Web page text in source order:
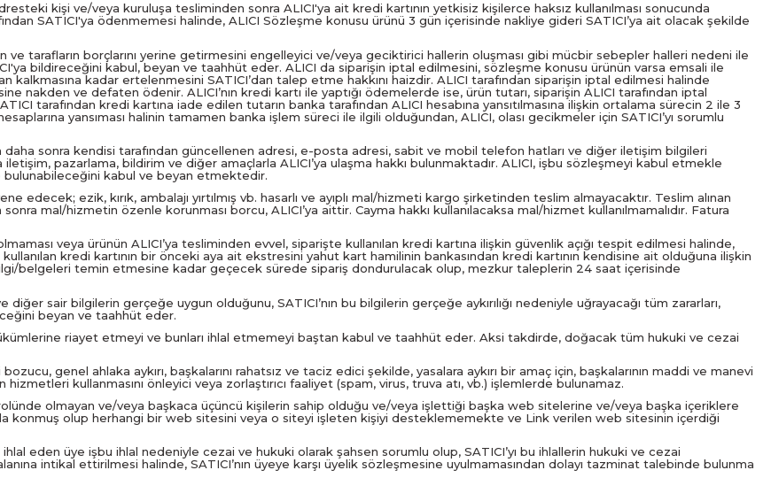
kişi ve/veya kuruluşa tesliminden sonra ALICI'ya ait kredi kartının yetkisiz kişilerce haksız kullanılması sonucunda
SATICI'ya ödenmemesi halinde, ALICI Sözleşme konusu ürünü 3 gün içerisinde nakliye gideri SATICI’ya ait olacak şekilde
ve tarafların borçlarını yerine getirmesini engelleyici ve/veya geciktirici hallerin oluşması gibi mücbir sebepler halleri nedeni ile
bildireceğini kabul, beyan ve taahhüt eder. ALICI da siparişin iptal edilmesini, sözleşme konusu ürünün varsa emsali ile
kadar ertelenmesini SATICI’dan talep etme hakkını haizdir. ALICI tarafından siparişin iptal edilmesi halinde
nakden ve defaten ödenir. ALICI’nın kredi kartı ile yaptığı ödemelerde ise, ürün tutarı, siparişin ALICI tarafından iptal
tarafından kredi kartına iade edilen tutarın banka tarafından ALICI hesabına yansıtılmasına ilişkin ortalama sürecin 2 ile 3
yansıması halinin tamamen banka işlem süreci ile ilgili olduğundan, ALICI, olası gecikmeler için SATICI’yı sorumlu
sonra kendisi tarafından güncellenen adresi, e-posta adresi, sabit ve mobil telefon hatları ve diğer iletişim bilgileri
pazarlama, bildirim ve diğer amaçlarla ALICI’ya ulaşma hakkı bulunmaktadır. ALICI, işbu sözleşmeyi kabul etmekle
bulunabileceğini kabul ve beyan etmektedir.
ezik, kırık, ambalajı yırtılmış vb. hasarlı ve ayıplı mal/hizmeti kargo şirketinden teslim almayacaktır. Teslim alınan
mal/hizmetin özenle korunması borcu, ALICI’ya aittir. Cayma hakkı kullanılacaksa mal/hizmet kullanılmamalıdır. Fatura
veya ürünün ALICI’ya tesliminden evvel, siparişte kullanılan kredi kartına ilişkin güvenlik açığı tespit edilmesi halinde,
kredi kartının bir önceki aya ait ekstresini yahut kart hamilinin bankasından kredi kartının kendisine ait olduğuna ilişkin
belgeleri temin etmesine kadar geçecek sürede sipariş dondurulacak olup, mezkur taleplerin 24 saat içerisinde
sair bilgilerin gerçeğe uygun olduğunu, SATICI’nın bu bilgilerin gerçeğe aykırılığı nedeniyle uğrayacağı tüm zararları,
beyan ve taahhüt eder.
riayet etmeyi ve bunları ihlal etmemeyi baştan kabul ve taahhüt eder. Aksi takdirde, doğacak tüm hukuki ve cezai
genel ahlaka aykırı, başkalarını rahatsız ve taciz edici şekilde, yasalara aykırı bir amaç için, başkalarının maddi ve manevi
kullanmasını önleyici veya zorlaştırıcı faaliyet (spam, virus, truva atı, vb.) işlemlerde bulunamaz.
olmayan ve/veya başkaca üçüncü kişilerin sahip olduğu ve/veya işlettiği başka web sitelerine ve/veya başka içeriklere
konmuş olup herhangi bir web sitesini veya o siteyi işleten kişiyi desteklememekte ve Link verilen web sitesinin içerdiği
eden üye işbu ihlal nedeniyle cezai ve hukuki olarak şahsen sorumlu olup, SATICI’yı bu ihlallerin hukuki ve cezai
intikal ettirilmesi halinde, SATICI’nın üyeye karşı üyelik sözleşmesine uyulmamasından dolayı tazminat talebinde bulunma